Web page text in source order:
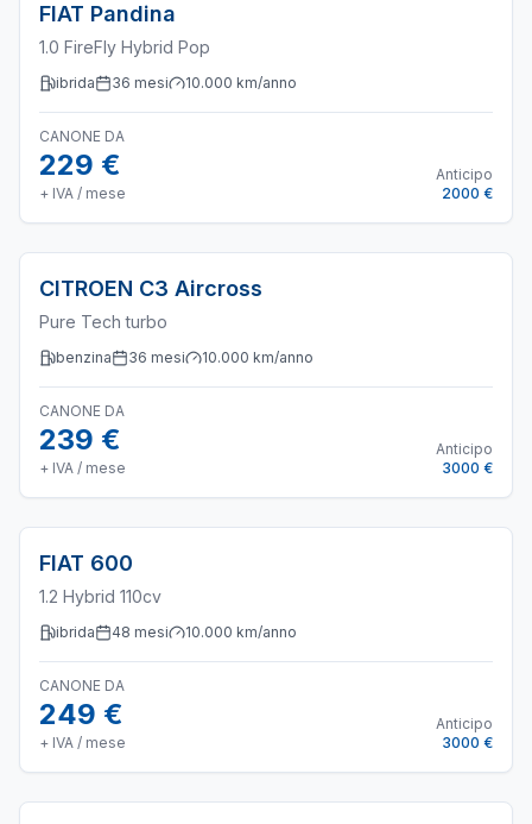
FIAT Pandina
1.0 FireFly Hybrid Pop
ibrida 36 mesi 10.000 km/anno
CANONE DA
229 €
+ IVA / mese
Anticipo
2000 €
CITROEN C3 Aircross
Pure Tech turbo
benzina 36 mesi 10.000 km/anno
CANONE DA
239 €
+ IVA / mese
Anticipo
3000 €
FIAT 600
1.2 Hybrid 110cv
ibrida 48 mesi 10.000 km/anno
CANONE DA
249 €
+ IVA / mese
Anticipo
3000 €